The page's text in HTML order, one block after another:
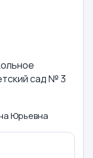
сад № 3
Юрьевна